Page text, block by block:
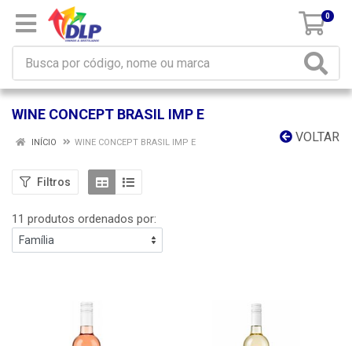
0
WINE CONCEPT BRASIL IMP E
VOLTAR
INÍCIO WINE CONCEPT BRASIL IMP E
Filtros
11 produtos ordenados por: